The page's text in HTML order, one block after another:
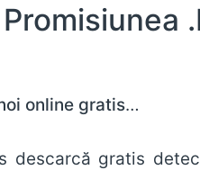
cărți noi online gratis…
Celebra autoare de